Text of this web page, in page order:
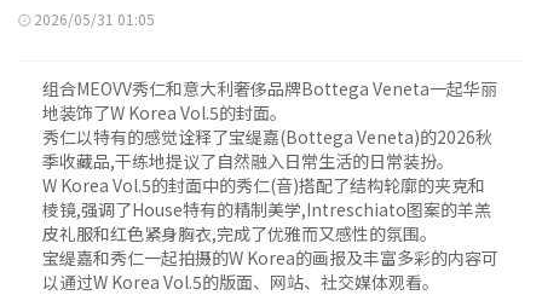
2026/05/31 01:05
组合MEOVV秀仁和意大利奢侈品牌Bottega Veneta一起华丽
地装饰了W Korea Vol.5的封面。
秀仁以特有的感觉诠释了宝缇嘉(Bottega Veneta)的2026秋
季收藏品,干练地提议了自然融入日常生活的日常装扮。
W Korea Vol.5的封面中的秀仁(音)搭配了结构轮廓的夹克和
棱镜,强调了House特有的精制美学,Intreschiato图案的羊羔
皮礼服和红色紧身胸衣,完成了优雅而又感性的氛围。
宝缇嘉和秀仁一起拍摄的W Korea的画报及丰富多彩的内容可
以通过W Korea Vol.5的版面、网站、社交媒体观看。